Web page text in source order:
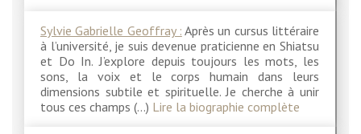
Sylvie Gabrielle Geoffray : Après un cursus littéraire
à l’université, je suis devenue praticienne en Shiatsu
et Do In. J’explore depuis toujours les mots, les
sons, la voix et le corps humain dans leurs
dimensions subtile et spirituelle. Je cherche à unir
tous ces champs (…) Lire la biographie complète